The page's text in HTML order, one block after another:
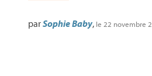
parSophie Baby, le 22 novembre